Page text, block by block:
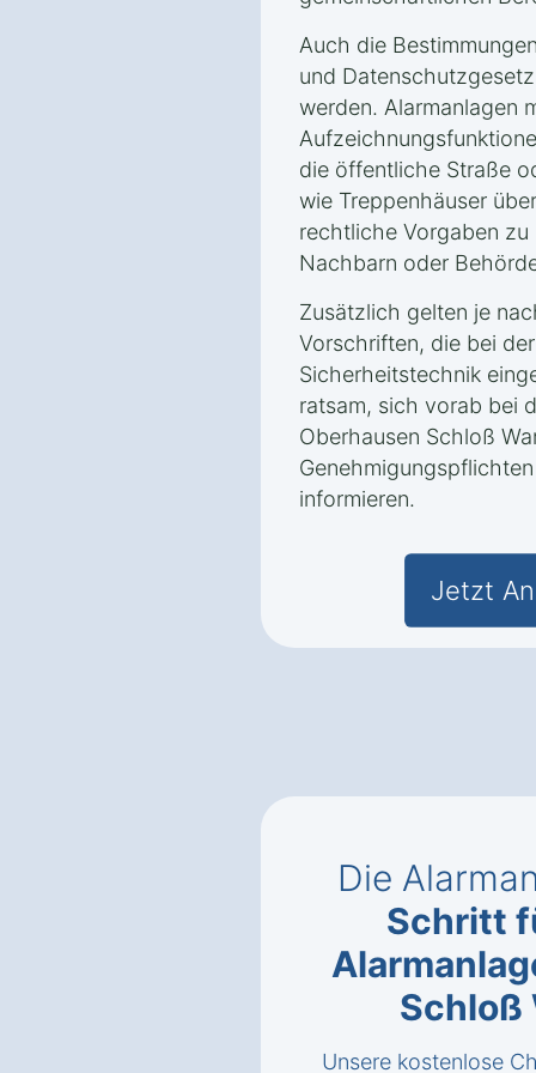
Auch die
und
werden. Alarmanlagen
die öffentliche Straße
wie Treppenhäuser
rechtliche Vorgaben
Nachbarn oder
Zusätzlich gelten je
Vorschriften, die bei
Sicherheitstechnik
ratsam, sich vorab bei
Oberhausen Schloß
informieren.
Jetzt
Die
Schritt
Schloß
Unsere kostenlose